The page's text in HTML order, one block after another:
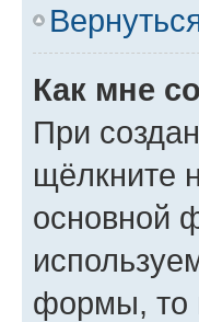
Как мне
При
щёлкните
основной
формы, то